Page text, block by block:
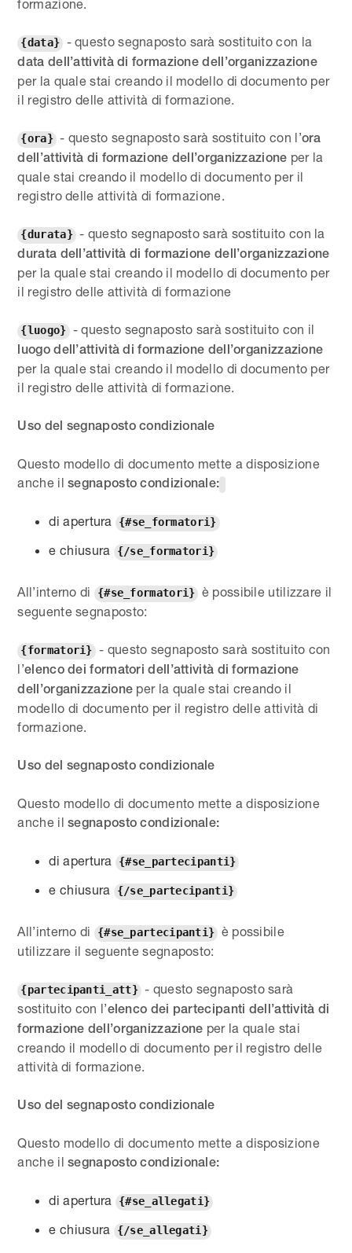
formazione.
{data} - questo segnaposto sarà sostituito con la
data dell’attività di formazione dell’organizzazione
per la quale stai creando il modello di documento per
il registro delle attività di formazione.
{ora} - questo segnaposto sarà sostituito con l’ora
dell’attività di formazione dell’organizzazione per la
quale stai creando il modello di documento per il
registro delle attività di formazione.
{durata} - questo segnaposto sarà sostituito con la
durata dell’attività di formazione dell’organizzazione
per la quale stai creando il modello di documento per
il registro delle attività di formazione
{luogo} - questo segnaposto sarà sostituito con il
luogo dell’attività di formazione dell’organizzazione
per la quale stai creando il modello di documento per
il registro delle attività di formazione.
Uso del segnaposto condizionale
Questo modello di documento mette a disposizione
anche ilsegnaposto condizionale:
di apertura {#se_formatori}
e chiusura {/se_formatori}
All’interno di {#se_formatori} è possibile utilizzare il
seguente segnaposto:
{formatori} - questo segnaposto sarà sostituito con
l’elenco dei formatori dell’attività di formazione
dell’organizzazione per la quale stai creando il
modello di documento per il registro delle attività di
formazione.
Uso del segnaposto condizionale
Questo modello di documento mette a disposizione
anche ilsegnaposto condizionale:
di apertura {#se_partecipanti}
e chiusura {/se_partecipanti}
All’interno di {#se_partecipanti} è possibile
utilizzare il seguente segnaposto:
{partecipanti_att} - questo segnaposto sarà
sostituito con l’elenco dei partecipanti dell’attività di
formazione dell’organizzazione per la quale stai
creando il modello di documento per il registro delle
attività di formazione.
Uso del segnaposto condizionale
Questo modello di documento mette a disposizione
anche ilsegnaposto condizionale:
di apertura {#se_allegati}
e chiusura {/se_allegati}